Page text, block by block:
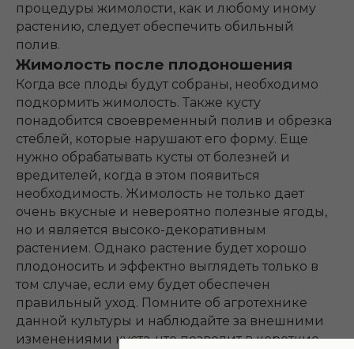
процедуры жимолости, как и любому иному
растению, следует обеспечить обильный
полив.
Жимолость после плодоношения
Когда все плоды будут собраны, необходимо
подкормить жимолость. Также кусту
понадобится своевременный полив и обрезка
стеблей, которые нарушают его форму. Еще
нужно обрабатывать кусты от болезней и
вредителей, когда в этом появиться
необходимость. Жимолость не только дает
очень вкусные и невероятно полезные ягоды,
но и является высоко-декоративным
растением. Однако растение будет хорошо
плодоносить и эффектно выглядеть только в
том случае, если ему будет обеспечен
правильный уход. Помните об агротехнике
данной культуры и наблюдайте за внешними
изменениями куста, что позволит в короткие